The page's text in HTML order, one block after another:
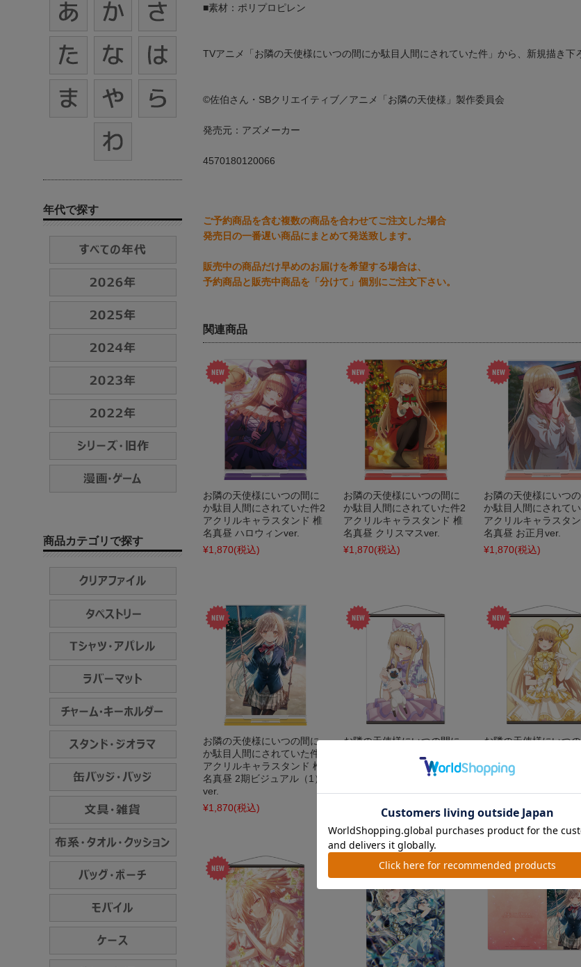
■素材：ポリプロピレン
TVアニメ「お隣の天使様にいつの間にか駄目人間にされていた件」から、新規描き下
©佐伯さん・SBクリエイティブ／アニメ「お隣の天使様」製作委員会
発売元：アズメーカー
4570180120066
ご予約商品を含む複数の商品を合わせてご注文した場合
発売日の一番遅い商品にまとめて発送致します。
販売中の商品だけ早めのお届けを希望する場合は、
予約商品と販売中商品を「分けて」個別にご注文下さい。
関連商品
お隣の天使様にいつの間に
か駄目人間にされていた件2
アクリルキャラスタンド 椎
名真昼 ハロウィンver.
¥1,870(税込)
お隣の天使様にいつの間に
か駄目人間にされていた件2
アクリルキャラスタンド 椎
名真昼 クリスマスver.
¥1,870(税込)
お隣の天使様にいつ
か駄目人間にされて
アクリルキャラスタ
名真昼 お正月ver.
¥1,870(税込)
お隣の天使様にいつの間に
か駄目人間にされていた件2
アクリルキャラスタンド 椎
名真昼 2期ビジュアル（1）
ver.
¥1,870(税込)
お隣の天使様にいつの間に
B2タペストリー 椎名真昼 猫
耳ロリィタファッションver.
¥3,300(税込)
お隣の天使様にいつ
B2タペストリー 椎名
イプリルフールver.2
¥3,300(税込)
年代で探す
商品カテゴリで探す